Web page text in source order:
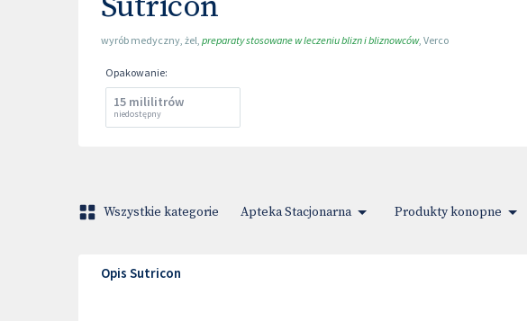
wyrób medyczny, żel, preparaty stosowane w leczeniu blizn i bliznowców, Verco
Opakowanie:
15 mililitrów
niedostępny
Wszystkie kategorie Apteka Stacjonarna Produkty konopne
Opis Sutricon